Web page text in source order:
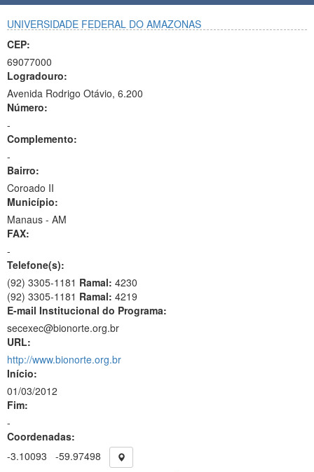
UNIVERSIDADE FEDERAL DO AMAZONAS
CEP:
69077000
Logradouro:
Avenida Rodrigo Otávio, 6.200
Número:
-
Complemento:
-
Bairro:
Coroado II
Município:
Manaus - AM
FAX:
-
Telefone(s):
(92) 3305-1181 Ramal: 4230
(92) 3305-1181 Ramal: 4219
E-mail Institucional do Programa:
secexec@bionorte.org.br
URL:
http://www.bionorte.org.br
Início:
01/03/2012
Fim:
-
Coordenadas:
-3.10093
-59.97498